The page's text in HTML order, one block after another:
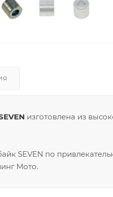
изготовлена из
SEVEN по
Мото.